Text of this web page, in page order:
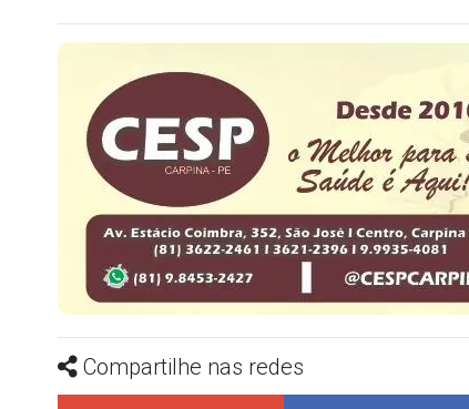
Compartilhe nas redes